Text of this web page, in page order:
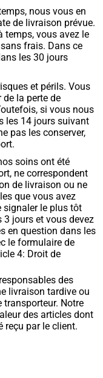
nous vous en
de livraison prévue.
temps, vous avez le
frais. Dans ce
les 30 jours
et périls. Vous
la perte de
si vous nous
les 14 jours suivant
pas les conserver,
soins ont été
ne correspondent
de livraison ou ne
que vous avez
signaler le plus tôt
3 jours et vous devez
en question dans les
le formulaire de
4: Droit de
des
livraison tardive ou
transporteur. Notre
des articles dont
reçu par le client.